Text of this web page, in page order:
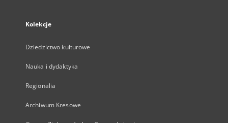
Kolekcje
Dziedzictwo kulturowe
Nauka i dydaktyka
Regionalia
Archiwum Kresowe